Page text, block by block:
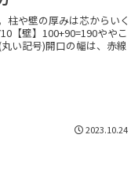
柱や壁の厚みは芯からいく
【壁】100+90=190ややこ
い記号)開口の幅は、赤線
2023.10.24